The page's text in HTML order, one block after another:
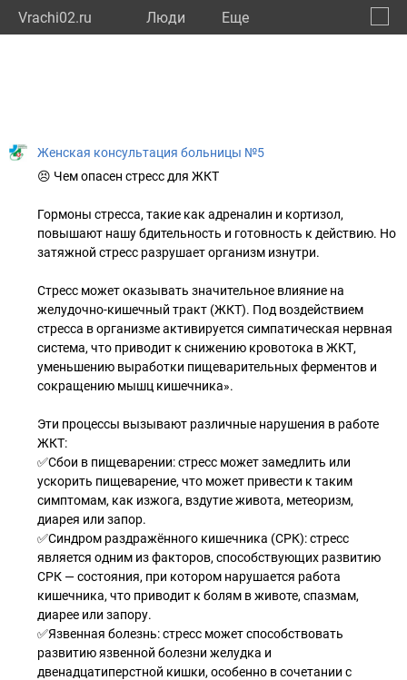
Vrachi02.ru Люди Eще
Женская консультация больницы №5
😣 Чем опасен стресс для ЖКТ
Гормоны стресса, такие как адреналин и кортизол,
повышают нашу бдительность и готовность к действию. Но
затяжной стресс разрушает организм изнутри.
Стресс может оказывать значительное влияние на
желудочно-кишечный тракт (ЖКТ). Под воздействием
стресса в организме активируется симпатическая нервная
система, что приводит к снижению кровотока в ЖКТ,
уменьшению выработки пищеварительных ферментов и
сокращению мышц кишечника».
Эти процессы вызывают различные нарушения в работе
ЖКТ:
✅Сбои в пищеварении: стресс может замедлить или
ускорить пищеварение, что может привести к таким
симптомам, как изжога, вздутие живота, метеоризм,
диарея или запор.
✅Синдром раздражённого кишечника (СРК): стресс
является одним из факторов, способствующих развитию
СРК — состояния, при котором нарушается работа
кишечника, что приводит к болям в животе, спазмам,
диарее или запору.
✅Язвенная болезнь: стресс может способствовать
развитию язвенной болезни желудка и
двенадцатиперстной кишки, особенно в сочетании с